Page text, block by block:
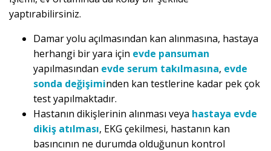
yaptırabilirsiniz.
Damar yolu açılmasından kan alınmasına, hastaya
herhangi bir yara için evde pansuman
yapılmasından evde serum takılmasına, evde
sonda değişiminden kan testlerine kadar pek çok
test yapılmaktadır.
Hastanın dikişlerinin alınması veya hastaya evde
dikiş atılması, EKG çekilmesi, hastanın kan
basıncının ne durumda olduğunun kontrol